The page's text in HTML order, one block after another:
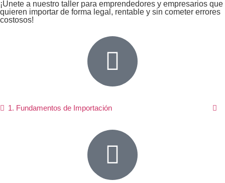
¡Únete a nuestro taller para emprendedores y empresarios que
quieren importar de forma legal, rentable y sin cometer errores
costosos!
1. Fundamentos de Importación